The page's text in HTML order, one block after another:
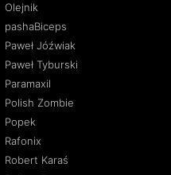
Olejnik
pashaBiceps
Paweł Jóźwiak
Paweł Tyburski
Paramaxil
Polish Zombie
Popek
Rafonix
Robert Karaś